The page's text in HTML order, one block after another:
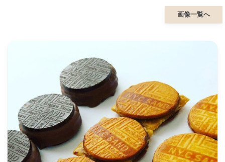
画像一覧へ